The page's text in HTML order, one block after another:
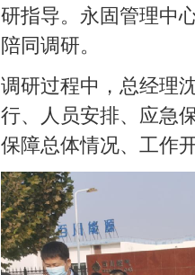
研指导。永固管理中
陪同调研。
调研过程中，总经理
行、人员安排、应急
保障总体情况、工作